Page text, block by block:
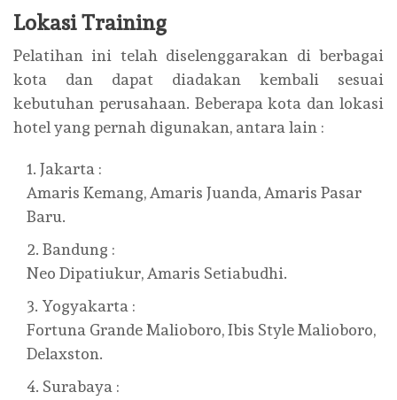
Lokasi Training
Pelatihan ini telah diselenggarakan di berbagai
kota dan dapat diadakan kembali sesuai
kebutuhan perusahaan. Beberapa kota dan lokasi
hotel yang pernah digunakan, antara lain :
Jakarta :
Amaris Kemang, Amaris Juanda, Amaris Pasar
Baru.
Bandung :
Neo Dipatiukur, Amaris Setiabudhi.
Yogyakarta :
Fortuna Grande Malioboro, Ibis Style Malioboro,
Delaxston.
Surabaya :